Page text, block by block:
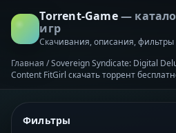
Torrent-Game—
игр
Скачивания, описания, фильтры
Главная /Sovereign Syndicate: Digital
Content FitGirl скачать торрент
Фильтры